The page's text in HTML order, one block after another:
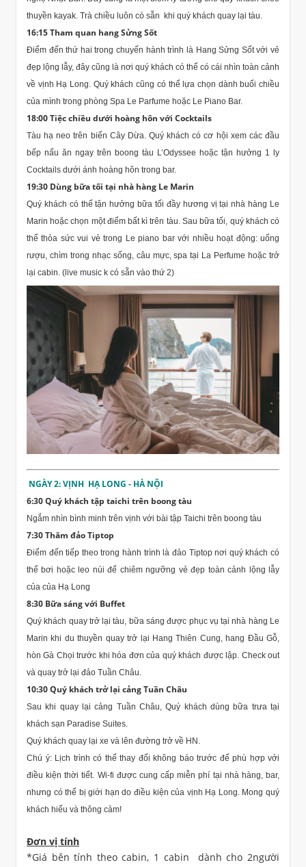
thuyền kayak. Trà chiều luôn có sẵn khi quý khách quay lại tàu.
16:15 Tham quan hang Sửng Sốt
Điểm đến thứ hai trong chuyến hành trình là Hang Sửng Sốt với vẻ
đẹp lộng lẫy, đây cũng là nơi quý khách có thể có cái nhìn toàn cảnh
về vịnh Hạ Long. Quý khách cũng có thể lựa chọn dành buổi chiều
của mình trong phòng Spa Le Parfume hoặc Le Piano Bar.
18:00 Tiệc chiều dưới hoàng hôn với Cocktails
Tàu hạ neo trên biển Cây Dừa. Quý khách có cơ hội xem các đầu
bếp nấu ăn ngay trên boong tàu L’Odyssee hoặc tận hưởng 1 ly
Cocktails dưới ánh hoàng hôn trong bar.
19:30 Dùng bữa tối tại nhà hàng Le Marin
Quý khách có thể tận hưởng bữa tối đầy hương vị tại nhà hàng Le
Marin hoặc chọn một điểm bất kì trên tàu. Sau bữa tối, quý khách có
thể thỏa sức vui vẻ trong Le piano bar với nhiều hoạt động: uống
rượu, chìm trong nhạc sống, câu mực, spa tại La Perfume hoặc trở
lại cabin. (live music k có sẵn vào thứ 2)
NGÀY 2: VỊNH HẠ LONG - HÀ NỘI
6:30 Quý khách tập taichi trên boong tàu
Ngắm nhìn bình minh trên vịnh với bài tập Taichi trên boong tàu
7:30 Thăm đảo Tiptop
Điểm đến tiếp theo trong hành trình là đảo Tiptop nơi quý khách có
thể bơi hoặc leo núi để chiêm ngưỡng vẻ đẹp toàn cảnh lộng lẫy
của của Hạ Long
8:30 Bữa sáng với Buffet
Quý khách quay trở lại tàu, bữa sáng được phục vụ tại nhà hàng Le
Marin khi du thuyền quay trở lại Hang Thiên Cung, hang Đầu Gỗ,
hòn Gà Chọi trước khi hóa đơn của quý khách được lập. Check out
và quay trở lại đảo Tuần Châu.
10:30 Quý khách trở lại cảng Tuần Châu
Sau khi quay lại cảng Tuần Châu, Quý khách dùng bữa trưa tại
khách sạn Paradise Suites.
Quý khách quay lại xe và lên đường trở về HN.
Chú ý: Lịch trình có thể thay đổi không báo trước để phù hợp với
điều kiện thời tiết. Wi-fi được cung cấp miễn phí tại nhà hàng, bar,
nhưng có thể bị giới hạn do điều kiện của vịnh Hạ Long. Mong quý
khách hiểu và thông cảm!
Đơn vị tính
*Giá bên tính theo cabin, 1 cabin dành cho 2người